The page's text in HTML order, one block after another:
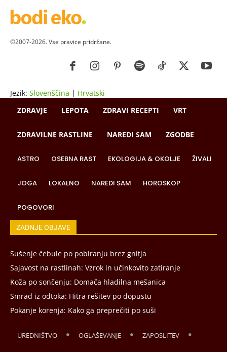
©2007-2026. Vse pravice pridržane.
Jezik: Slovenščina | Hrvatski
ZDRAVJE
LEPOTA ZDRAVI RECEPTI VRT
ZDRAVILNE RASTLINE NAREDI SAM ZGODBE
ASTRO OSEBNA RAST EKOLOGIJA & OKOLJE ŽIVALI
JOGA LOKALNO NAREDI SAM HOROSKOP
POGOVORI
ZADNJE OBJAVE
Sušenje čebule po pobiranju brez gnitja
Sajavost na rastlinah: Vzrok in učinkovito zatiranje
Koža po sončenju: Domača hladilna mešanica
Smrad iz odtoka: Hitra rešitev po dopustu
Pokanje korenja: Kako ga preprečiti po suši
UREDNIŠTVO OGLAŠEVANJE ZAPOSLITEV